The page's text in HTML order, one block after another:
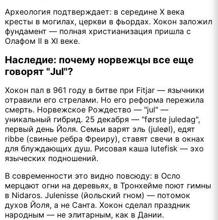
Археология подтверждает: в середине X века
кресты в могилах, церкви в фьордах. Хокон заложил
фундамент — полная христианизация пришла с
Олафом II в XI веке.
Наследие: почему норвежцы все еще
говорят "Jul"?
Хокон пал в 961 году в битве при Fitjar — язычники
отравили его стрелами. Но его реформа пережила
смерть. Норвежское Рождество — "jul" —
уникальный гибрид. 25 декабря — "første juledag",
первый день Йоля. Семьи варят эль (juleøl), едят
ribbe (свиные ребра Фреиру), ставят свечи в окнах
для блуждающих душ. Рисовая каша lutefisk — эхо
языческих подношений.
В современности это видно повсюду: в Осло
мерцают огни на деревьях, в Тронхейме поют гимны
в Nidaros. Julenisse (йольский гном) — потомок
духов Йоля, а не Санта. Хокон сделал праздник
народным — не элитарным, как в Дании.